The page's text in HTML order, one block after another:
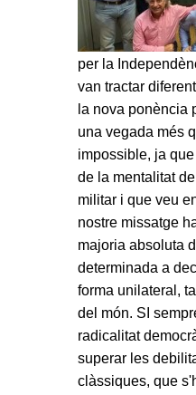
per la
van tractar
la nova ponència
una vegada més
impossible, ja
de la mentalitat
militar i que veu
nostre missatge
majoria absoluta
determinada a
forma unilateral,
del món. SI
radicalitat
superar les
clàssiques, que